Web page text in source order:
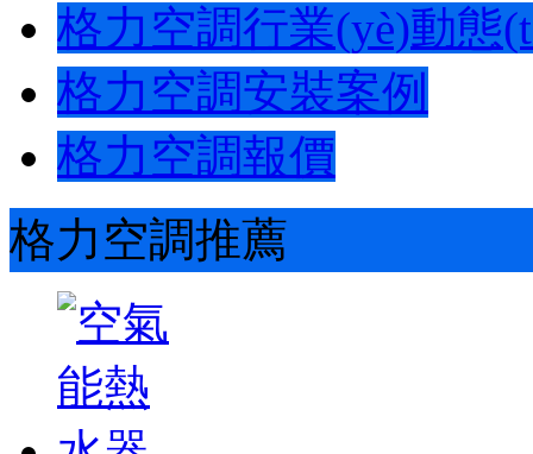
格力空調行業(yè)動態
格力空調安裝案例
格力空調報價
格力空調推薦